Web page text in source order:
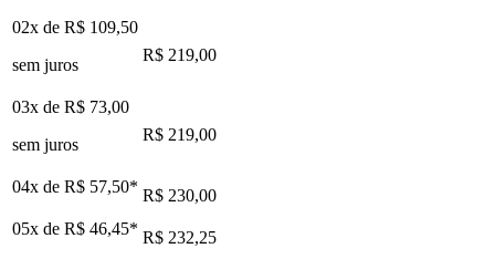
02x de R$ 109,50
sem juros
R$ 219,00
03x de R$ 73,00
sem juros
R$ 219,00
04x de R$ 57,50* R$ 230,00
05x de R$ 46,45* R$ 232,25